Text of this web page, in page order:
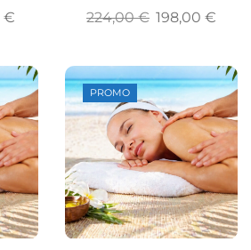
€ 224,00€ 198,00 €
PROMO